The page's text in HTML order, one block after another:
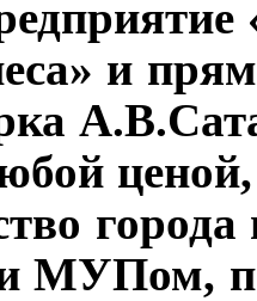
и
МУПом,